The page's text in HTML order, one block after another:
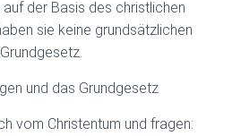
der Basis des christlichen
sie keine grundsätzlichen
und das Grundgesetz
vom Christentum und fragen: